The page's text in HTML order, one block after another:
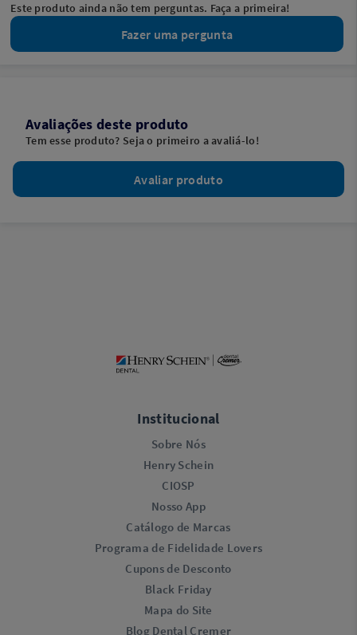
Este produto ainda não tem perguntas. Faça a primeira!
Fazer uma pergunta
Avaliações deste produto
Tem esse produto? Seja o primeiro a avaliá-lo!
Avaliar produto
Institucional
Sobre Nós
Henry Schein
CIOSP
Nosso App
Catálogo de Marcas
Programa de Fidelidade Lovers​
Cupons de Desconto
Black Friday
Mapa do Site
Blog Dental Cremer